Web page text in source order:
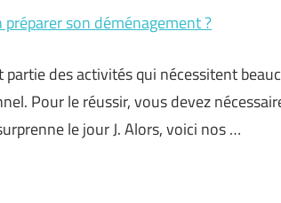
son déménagement ?
des activités qui nécessitent
Pour le réussir, vous devez
le jour J. Alors, voici nos …